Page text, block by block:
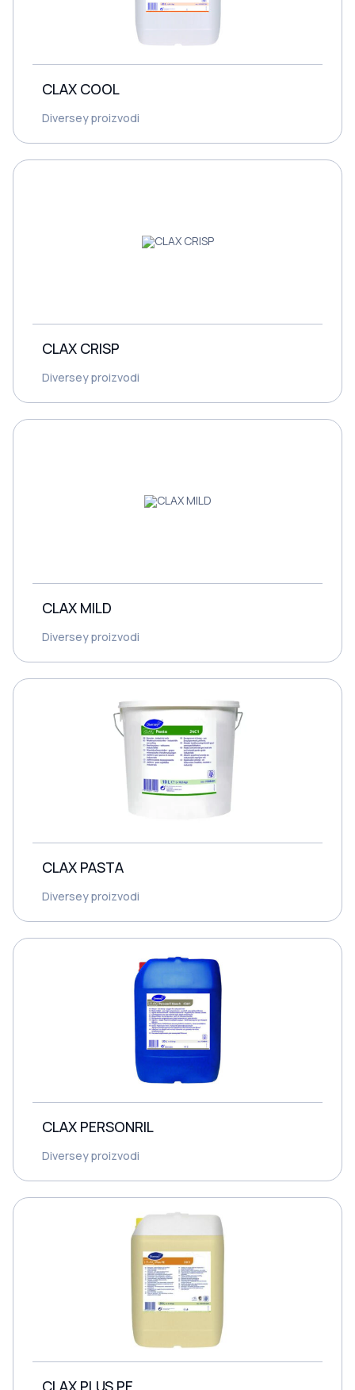
CLAX COOL
Diversey proizvodi
CLAX CRISP
Diversey proizvodi
CLAX MILD
Diversey proizvodi
CLAX PASTA
Diversey proizvodi
CLAX PERSONRIL
Diversey proizvodi
CLAX PLUS PE